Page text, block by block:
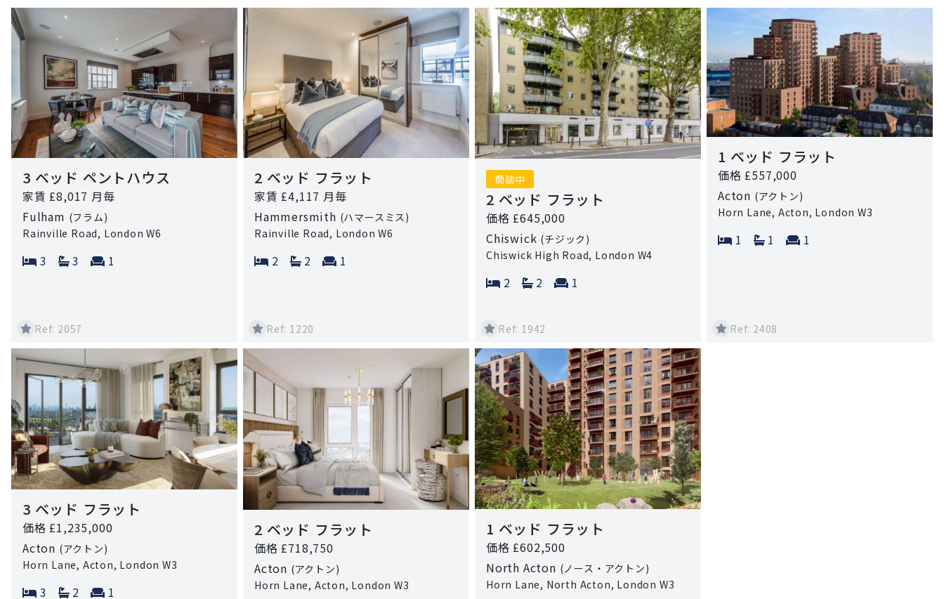
3 ベッド ペントハウス
家賃 £8,017 月毎
Fulham (フラム)
Rainville Road, London W6
Bedrooms:
3 Bathrooms:
3 Reception rooms:
1
Ref: 2057
2 ベッド フラット
家賃 £4,117 月毎
Hammersmith (ハマースミス)
Rainville Road, London W6
Bedrooms:
2 Bathrooms:
2 Reception rooms:
1
Ref: 1220
商談中
2 ベッド フラット
価格 £645,000
Chiswick (チジック)
Chiswick High Road, London W4
Bedrooms:
2 Bathrooms:
2 Reception rooms:
1
Ref: 1942
1 ベッド フラット
価格 £557,000
Acton (アクトン)
Horn Lane, Acton, London W3
Bedrooms:
1 Bathrooms:
1 Reception rooms:
1
Ref: 2408
3 ベッド フラット
価格 £1,235,000
Acton (アクトン)
Horn Lane, Acton, London W3
Bedrooms:
3 Bathrooms:
2 Reception rooms:
1
2 ベッド フラット
価格 £718,750
Acton (アクトン)
Horn Lane, Acton, London W3
1 ベッド フラット
価格 £602,500
North Acton (ノース・アクトン)
Horn Lane, North Acton, London W3